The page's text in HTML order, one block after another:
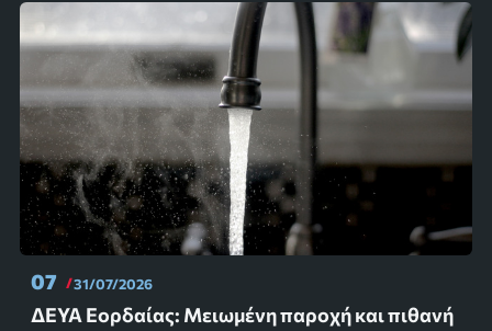
07 31/07/2026
ΔΕΥΑ Εορδαίας: Μειωμένη παροχή και πιθανή